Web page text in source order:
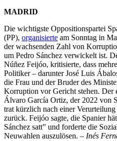
MADRID
Die wichtigste Oppositionspartei
(PP), organisierte am Sonntag in
der wachsenden Zahl von
um Pedro Sánchez verwickelt ist.
Núñez Feijóo, kritisierte, dass
Politiker – darunter José Luis
die Frau und der Bruder des
Korruption vor Gericht stehen. Der
Álvaro García Ortiz, der 2022 von
trat kürzlich nach einer
zurück. Feijóo sagte, die Spanier
Sánchez satt” und forderte die
Neuwahlen auszulösen. – Inés